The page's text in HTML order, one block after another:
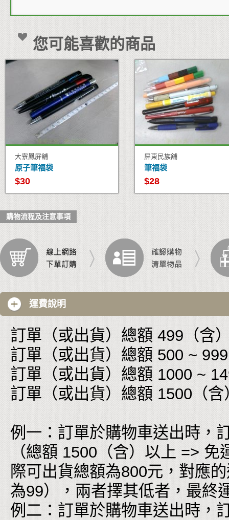
您可能喜歡的商品
大寮鳳屏舖
原子筆福袋
$30
屏東民族舖
筆福袋
$28
購物流程及注意事項
運費說明
訂單（或出貨）總額 499（含
訂單（或出貨）總額 500 ~
訂單（或出貨）總額 1000 ~
訂單（或出貨）總額 1500（
例一：訂單於購物車送出時，
（總額 1500（含）以上 =>
際可出貨總額為800元，對應
為99），兩者擇其低者，最終
例二：訂單於購物車送出時，